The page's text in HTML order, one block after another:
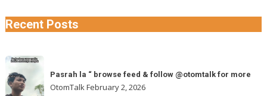
Recent Posts
Pasrah
la
Pasrah la “ browse feed & follow @otomtalk for more
OtomTalkFebruary 2, 2026